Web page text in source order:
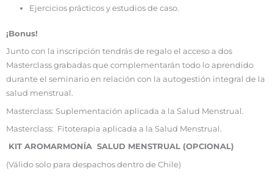
Ejercicios prácticos y estudios de caso.
¡Bonus!
Junto con la inscripción tendrás de regalo el acceso a dos
Masterclass grabadas que complementarán todo lo aprendido
durante el seminario en relación con la autogestión integral de la
salud menstrual.
Masterclass: Suplementación aplicada a la Salud Menstrual.
Masterclass: Fitoterapia aplicada a la Salud Menstrual.
KIT AROMARMONÍA SALUD MENSTRUAL (OPCIONAL)
(Válido solo para despachos dentro de Chile)